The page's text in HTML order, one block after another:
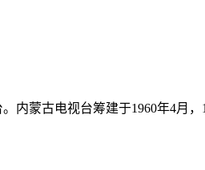
内蒙古电视台筹建于1960年4月，